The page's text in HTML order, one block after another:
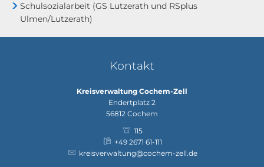
Schulsozialarbeit (GS Lutzerath und RSplus
Ulmen/Lutzerath)
Kontakt
Kreisverwaltung Cochem-Zell
Endertplatz 2
56812 Cochem
115
+49 2671 61-111
kreisverwaltung@cochem-zell.de